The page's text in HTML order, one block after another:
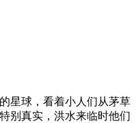
星球，看着小人们从茅草
别真实，洪水来临时他们